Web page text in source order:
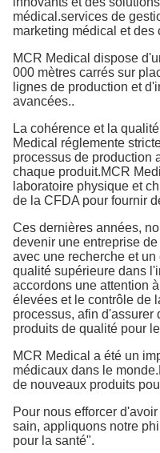
médical.services de
marketing médical et des
MCR Medical dispose
000 mètres carrés sur
lignes de production et
avancées..
La cohérence et la
Medical réglemente
processus de production
chaque produit.MCR
laboratoire physique et
de la CFDA pour fournir
Ces dernières années,
devenir une entreprise
avec une recherche et
qualité supérieure dans
accordons une attention
élevées et le contrôle de
processus, afin d'assurer
produits de qualité pour
MCR Medical a été un
médicaux dans le
de nouveaux produits
Pour nous efforcer
sain, appliquons notre
pour la santé".